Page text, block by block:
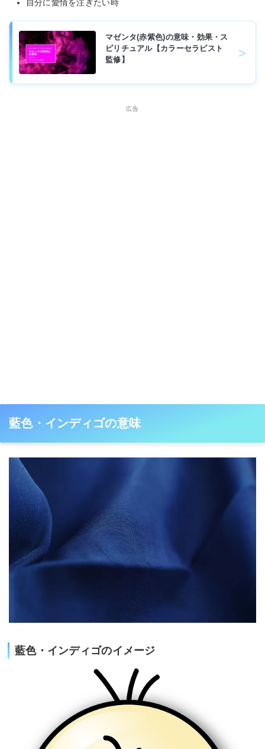
自分に愛情を注ぎたい時
マゼンタ(赤紫色)の意味・効果・ス
ピリチュアル【カラーセラピスト
監修】
広告
藍色・インディゴの意味
藍色・インディゴのイメージ